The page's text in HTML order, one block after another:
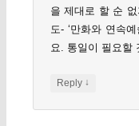
을 제대로 할 순
도- ‘만화와 연속
요. 통일이 필요할
Reply ↓